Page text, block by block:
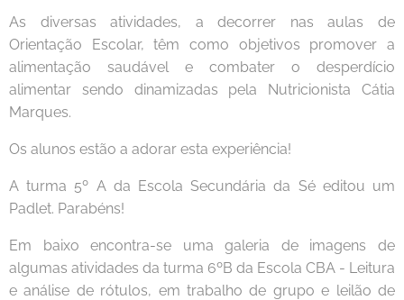
As diversas atividades, a decorrer nas aulas de
Orientação Escolar, têm como objetivos promover a
alimentação saudável e combater o desperdício
alimentar sendo dinamizadas pela Nutricionista Cátia
Marques.
Os alunos estão a adorar esta experiência!
A turma 5º A da Escola Secundária da Sé editou um
Padlet. Parabéns!
Em baixo encontra-se uma galeria de imagens de
algumas atividades da turma 6ºB da Escola CBA - Leitura
e análise de rótulos, em trabalho de grupo e leilão de